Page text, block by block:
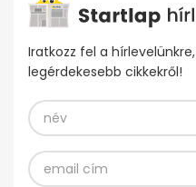
Iratkozz fel a
legérdekesebb cikkekről!